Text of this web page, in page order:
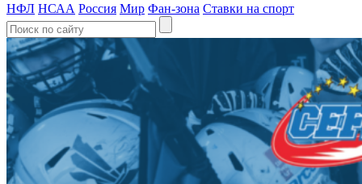
НФЛ НСАА Россия Мир Фан-зона Ставки на спорт